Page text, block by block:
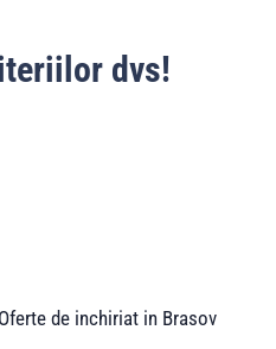
dvs!
Oferte de inchiriat in Brasov